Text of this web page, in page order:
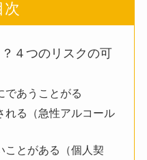
次
４つのリスクの可
であうことがる
れる（急性アルコール
ことがある（個人契